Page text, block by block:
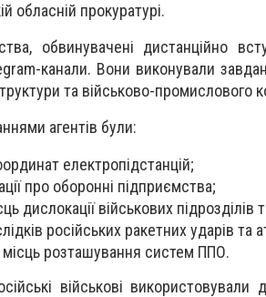
обласній прокуратурі.
обвинувачені дистанційно
канали. Вони виконували
та військово-промислового
агентів були:
електропідстанцій;
про оборонні підприємства;
дислокації військових підрозділів
російських ракетних ударів та
розташування систем ППО.
військові